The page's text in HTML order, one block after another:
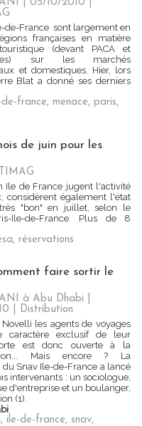
| 05/10/2010
de-France sont largement en
françaises en matière
(devant PACA et
sur les marchés
et domestiques. Hier, lors
Blat a donné ses derniers
de-france, menace, paris,
de juin pour les
Ile de France jugent l'activité
considèrent également l'état
"bon" en juillet, selon le
Ile-de-France. Plus de 8
, réservations
faire sortir le
à Abu Dhabi |
Distribution
les agents de voyages
caractère exclusif de leur
est donc ouverte à la
Mais encore ? La
Snav Ile-de-France a lancé
intervenants : un sociologue,
d'entreprise et un boulanger,
(1).
, ile-de-france, snav,